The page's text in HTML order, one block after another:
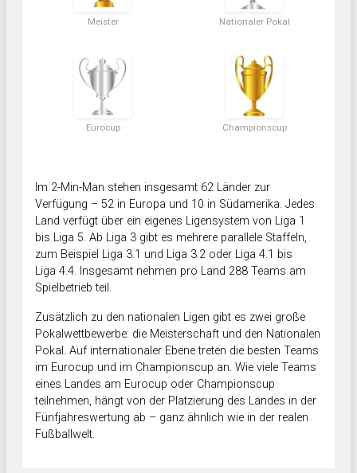
Meister Nationaler Pokal
Eurocup Championscup
Im 2-Min-Man stehen insgesamt 62 Länder zur
Verfügung – 52 in Europa und 10 in Südamerika. Jedes
Land verfügt über ein eigenes Ligensystem von Liga 1
bis Liga 5. Ab Liga 3 gibt es mehrere parallele Staffeln,
zum Beispiel Liga 3.1 und Liga 3.2 oder Liga 4.1 bis
Liga 4.4. Insgesamt nehmen pro Land 288 Teams am
Spielbetrieb teil.
Zusätzlich zu den nationalen Ligen gibt es zwei große
Pokalwettbewerbe: die Meisterschaft und den Nationalen
Pokal. Auf internationaler Ebene treten die besten Teams
im Eurocup und im Championscup an. Wie viele Teams
eines Landes am Eurocup oder Championscup
teilnehmen, hängt von der Platzierung des Landes in der
Fünfjahreswertung ab – ganz ähnlich wie in der realen
Fußballwelt.